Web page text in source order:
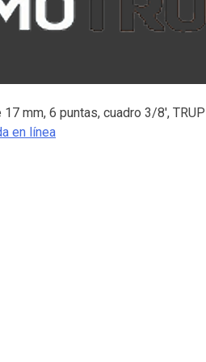
17 mm, 6 puntas, cuadro 3/8′,
en línea